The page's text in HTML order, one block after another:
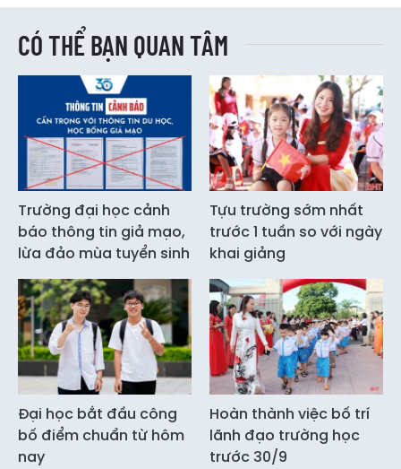
CÓ THỂ BẠN QUAN TÂM
Trường đại học cảnh
báo thông tin giả mạo,
lừa đảo mùa tuyển sinh
Tựu trường sớm nhất
trước 1 tuần so với ngày
khai giảng
Đại học bắt đầu công
bố điểm chuẩn từ hôm
nay
Hoàn thành việc bố trí
lãnh đạo trường học
trước 30/9